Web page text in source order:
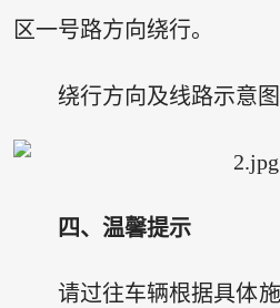
区一号路方向绕行。
绕行方向及线路示意
四、温馨提示
请过往车辆根据具体